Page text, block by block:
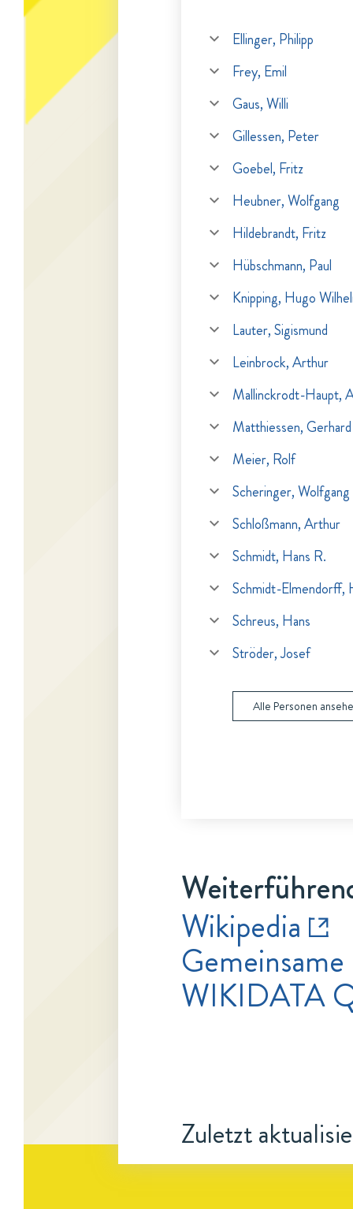
Ellinger, Philipp
Frey, Emil
Gaus, Willi
Gillessen, Peter
Goebel, Fritz
Heubner, Wolfgang
Hildebrandt, Fritz
Hübschmann, Paul
Knipping, Hugo
Lauter, Sigismund
Leinbrock, Arthur
Mallinckrodt-Haupt,
Matthiessen, Gerhard
Meier, Rolf
Scheringer, Wolfgang
Schloßmann, Arthur
Schmidt, Hans R.
Schmidt-Elmendorff,
Schreus, Hans
Ströder, Josef
Alle Personen
Wikipedia
WIKIDATA
Zuletzt